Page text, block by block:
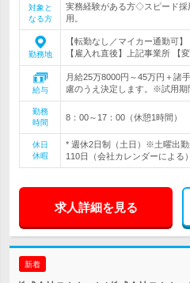
対象と
なる方
実務経験がある方◇スピード採
用。
勤務地
【転勤なし／マイカー通勤可
【雇入れ直後】上記事業所 【
給与
月給25万8000円～45万円＋諸
慮のうえ決定します。※試用期
勤務
時間
8：00～17：00（休憩1時間）
休日
休暇
* 週休2日制（土日）※土曜出
110日（会社カレンダーによる
求人詳細を見る
新着